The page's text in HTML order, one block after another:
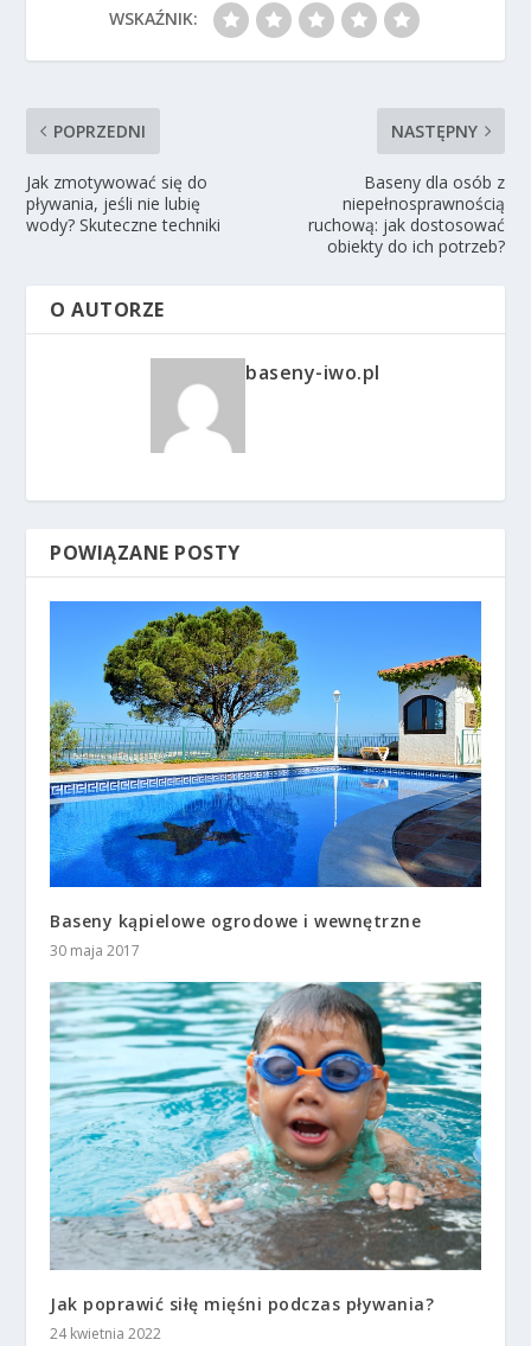
WSKAŹNIK:
POPRZEDNI
Jak zmotywować się do
pływania, jeśli nie lubię
wody? Skuteczne techniki
NASTĘPNY
Baseny dla osób z
niepełnosprawnością
ruchową: jak dostosować
obiekty do ich potrzeb?
O AUTORZE
baseny-iwo.pl
POWIĄZANE POSTY
Baseny kąpielowe ogrodowe i wewnętrzne
30 maja 2017
Jak poprawić siłę mięśni podczas pływania?
24 kwietnia 2022